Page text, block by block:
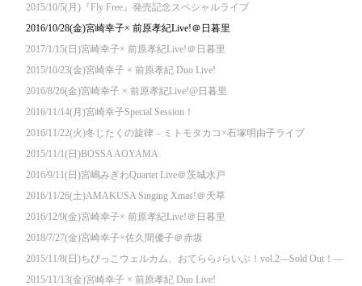
2015/10/5(月)『Fly Free』発売記念スペシャルライブ
2016/10/28(金)宮崎幸子× 前原孝紀Live!＠日暮里
2017/1/15(日)宮崎幸子× 前原孝紀Live!＠日暮里
2015/10/23(金)宮崎幸子 × 前原孝紀 Duo Live!
2016/8/26(金)宮崎幸子 × 前原孝紀Live!@日暮里
2016/11/14(月)宮崎幸子Special Session！
2016/11/22(火)冬じたくの旋律 – ミトモタカコ×石塚明由子ライブ
2015/11/1(日)BOSSA AOYAMA
2016/9/11(日)宮嶋みぎわQuartet Live＠茨城水戸
2016/11/26(土)AMAKUSA Singing Xmas!＠天草
2016/12/9(金)宮崎幸子× 前原孝紀Live!＠日暮里
2018/7/27(金)宮崎幸子×佐久間優子＠赤坂
2015/11/8(日)ちびっこウェルカム、おてらら♪らいぶ！vol.2—Sold Out！—
2015/11/13(金)宮崎幸子 × 前原孝紀 Duo Live!